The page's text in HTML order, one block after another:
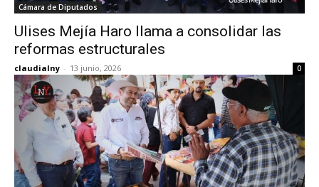
Cámara de Diputados
Ulises Mejía Haro llama a consolidar las
reformas estructurales
claudialny - 13 junio, 2026 0